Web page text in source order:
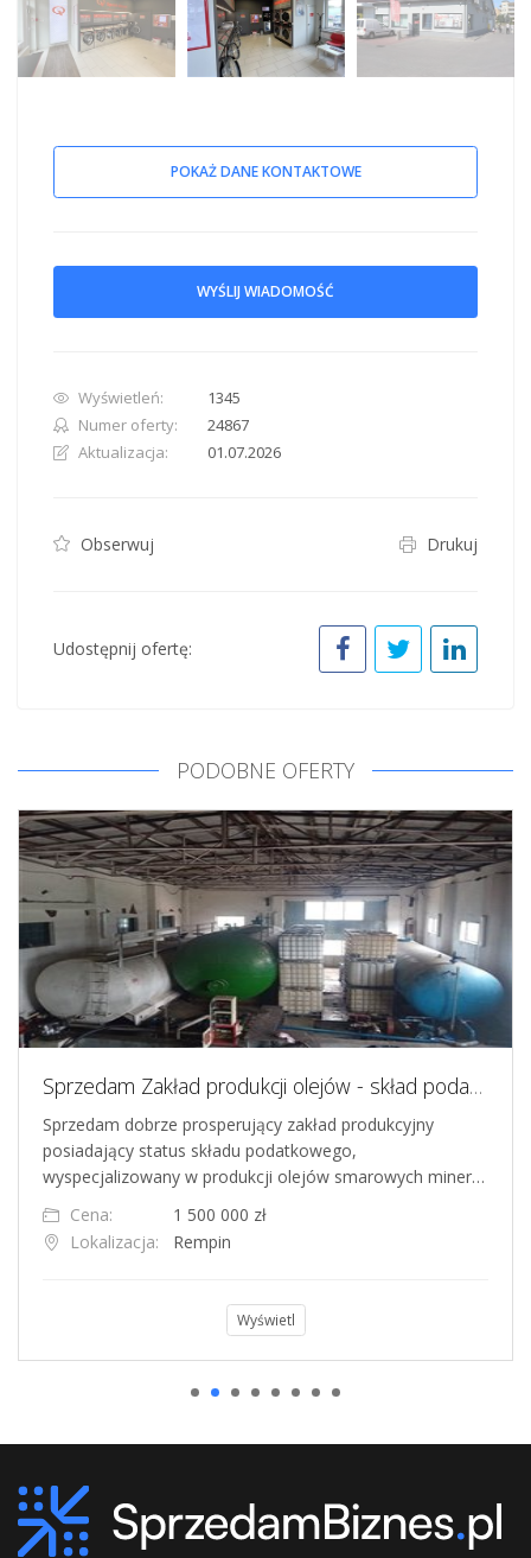
POKAŻ DANE KONTAKTOWE
WYŚLIJ WIADOMOŚĆ
Wyświetleń:
1345
Numer oferty:
24867
Aktualizacja:
01.07.2026
Obserwuj Drukuj
Udostępnij ofertę:
PODOBNE OFERTY
Sprzedam Zakład produkcji olejów - skład podatkowy
Sprzedam dobrze prosperujący zakład produkcyjny
posiadający status składu podatkowego,
wyspecjalizowany w produkcji olejów smarowych miner…
Cena:
1 500 000 zł
Lokalizacja:
Rempin
Wyświetl